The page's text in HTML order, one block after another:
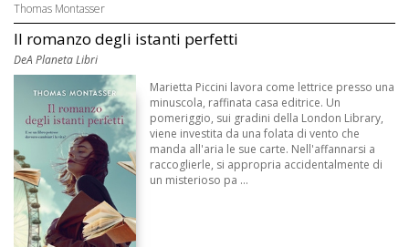
Thomas Montasser
Il romanzo degli istanti perfetti
DeA Planeta Libri
Marietta Piccini lavora come lettrice presso una
minuscola, raffinata casa editrice. Un
pomeriggio, sui gradini della London Library,
viene investita da una folata di vento che
manda all'aria le sue carte. Nell'affannarsi a
raccoglierle, si appropria accidentalmente di
un misterioso pa ...